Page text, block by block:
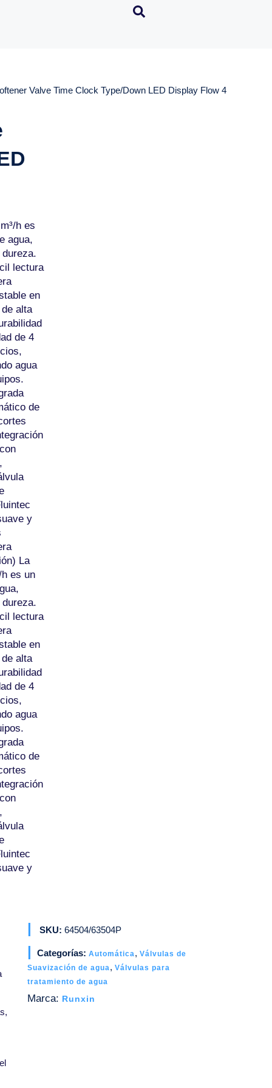
Valve Time Clock Type/Down LED Display Flow 4
h es
agua,
lectura
en
alta
de 4
agua
de
y
La
es un
lectura
en
alta
de 4
agua
de
y
SKU: 64504/63504P
Categorías: Automática, Válvulas de
Suavización de agua, Válvulas para
tratamiento de agua
Marca: Runxin